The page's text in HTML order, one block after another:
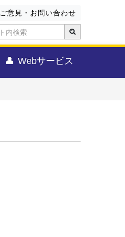
ご意見・お問い合わせ
Webサービス